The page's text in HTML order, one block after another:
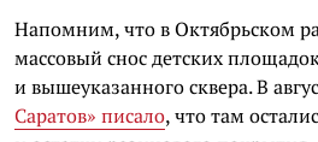
Напомним, что в Октябрьском
массовый снос детских
и вышеуказанного сквера. В
Саратов» писало, что там